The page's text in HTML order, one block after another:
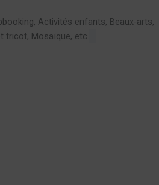
Activités enfants, Beaux-arts,
tricot, Mosaïque, etc.